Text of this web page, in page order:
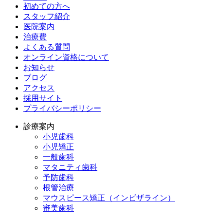
初めての方へ
スタッフ紹介
医院案内
治療費
よくある質問
オンライン資格について
お知らせ
ブログ
アクセス
採用サイト
プライバシーポリシー
診療案内
小児歯科
小児矯正
一般歯科
マタニティ歯科
予防歯科
根管治療
マウスピース矯正（インビザライン）
審美歯科